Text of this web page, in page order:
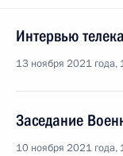
Интервью
13 ноября 2021 года,
Заседание
10 ноября 2021 года,